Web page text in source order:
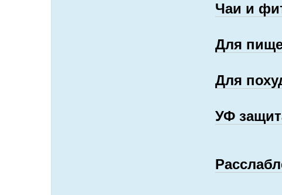
Чаи и
Для
Для
УФ